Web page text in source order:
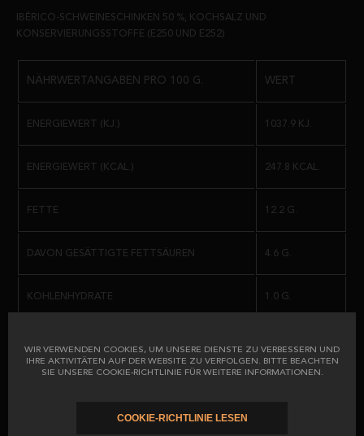
WIR VERWENDEN COOKIES, UM UNSERE DIENSTE ZU VERBESSERN UND
IHRE AKTIVITÄTEN AUF DER WEBSITE ZU VERFOLGEN. BITTE BEACHTEN
SIE UNSERE COOKIE-RICHTLINIE FÜR WEITERE INFORMATIONEN.
AN EINEM KÜHLEN UND TROCKENEN ORT AUFBEWAHREN UND VOR
DIREKTEM SONNENLICHT SCHÜTZEN.
MINDESTENS HALTBAR: 24 MONATE.
VAKUUMVERPACKT.
VERFÜGT ÜBER DAS CALICER PI/0649/15
ZERTIFIKAT, DAS DEM
KUNDEN UND ENDVERBRAUCHER DAS ENGAGEMENT FÜR EINE GUT
GEMACHTE ARBEIT UND DIE GEWISSHEIT GARANTIERT, EIN
IBÉRICO-SCHWEINESCHINKEN 50 %, KOCHSALZ UND
KONSERVIERUNGSSTOFFE (E250 UND E252)
NÄHRWERTANGABEN PRO 100 G. WERT
ENERGIEWERT (KJ.) 1037.9 KJ.
ENERGIEWERT (KCAL.) 247.8 KCAL.
FETTE 12.2 G.
DAVON GESÄTTIGTE FETTSÄUREN 4.6 G.
KOHLENHYDRATE 1.0 G.
COOKIE-RICHTLINIE LESEN